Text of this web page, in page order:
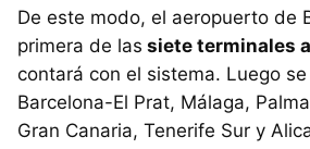
De este modo, el aeropuerto de
primera de las siete terminales
contará con el sistema. Luego
Barcelona-El Prat, Málaga,
Gran Canaria, Tenerife Sur y